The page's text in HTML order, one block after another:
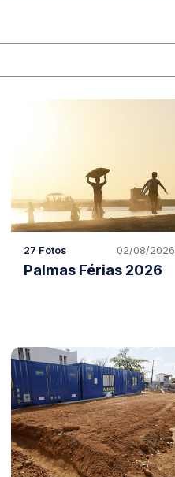
27 Fotos 02/08/2026
Palmas Férias 2026